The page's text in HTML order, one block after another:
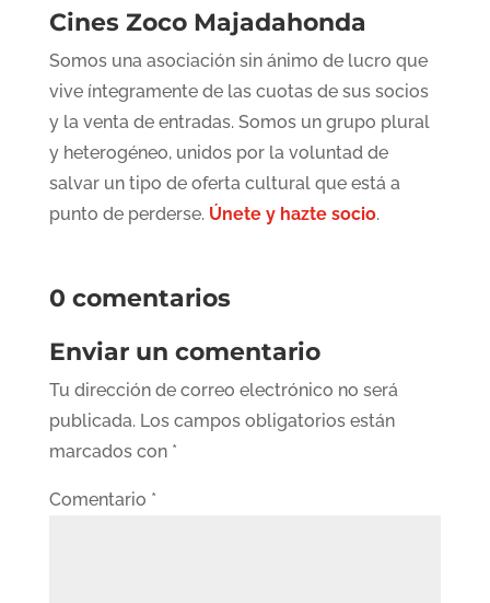
Cines Zoco Majadahonda
Somos una asociación sin ánimo de lucro que
vive íntegramente de las cuotas de sus socios
y la venta de entradas. Somos un grupo plural
y heterogéneo, unidos por la voluntad de
salvar un tipo de oferta cultural que está a
punto de perderse. Únete y hazte socio.
0 comentarios
Enviar un comentario
Tu dirección de correo electrónico no será
publicada. Los campos obligatorios están
marcados con *
Comentario *